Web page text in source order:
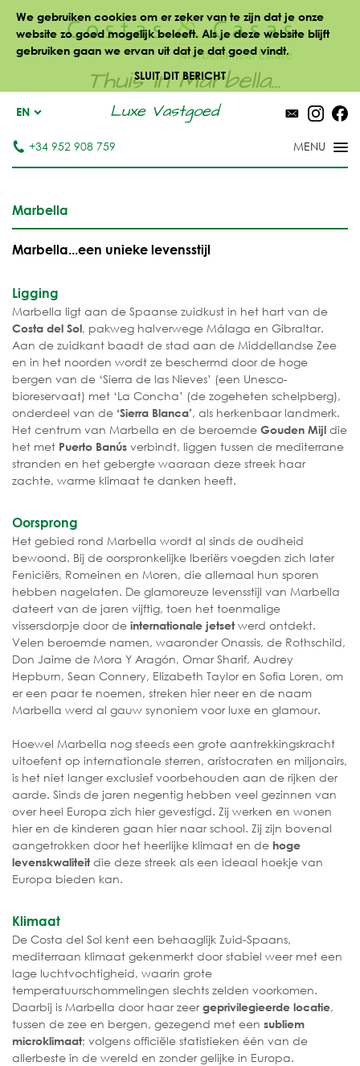
We gebruiken cookies om er zeker van te zijn dat je onze
website zo goed mogelijk beleeft. Als je deze website blijft
gebruiken gaan we ervan uit dat je dat goed vindt.
SLUIT DIT BERICHT
Thuis in Marbella...
Luxe Vastgoed
EN
+34 952 908 759
Marbella
Marbella...een unieke levensstijl
Ligging
Marbella ligt aan de Spaanse zuidkust in het hart van de
Costa del Sol, pakweg halverwege Málaga en Gibraltar.
Aan de zuidkant baadt de stad aan de Middellandse Zee
en in het noorden wordt ze beschermd door de hoge
bergen van de ‘Sierra de las Nieves’ (een Unesco-
bioreservaat) met ‘La Concha’ (de zogeheten schelpberg),
onderdeel van de ‘Sierra Blanca’, als herkenbaar landmerk.
Het centrum van Marbella en de beroemde Gouden Mijl die
het met Puerto Banús verbindt, liggen tussen de mediterrane
stranden en het gebergte waaraan deze streek haar
zachte, warme klimaat te danken heeft.
Oorsprong
Het gebied rond Marbella wordt al sinds de oudheid
bewoond. Bij de oorspronkelijke Iberiërs voegden zich later
Feniciërs, Romeinen en Moren, die allemaal hun sporen
hebben nagelaten. De glamoreuze levensstijl van Marbella
dateert van de jaren vijftig, toen het toenmalige
vissersdorpje door de internationale jetsetwerd ontdekt.
Velen beroemde namen, waaronder Onassis, de Rothschild,
Don Jaime de Mora Y Aragón, Omar Sharif, Audrey
Hepburn, Sean Connery, Elizabeth Taylor en Sofia Loren, om
er een paar te noemen, streken hier neer en de naam
Marbella werd al gauw synoniem voor luxe en glamour.
Hoewel Marbella nog steeds een grote aantrekkingskracht
uitoefent op internationale sterren, aristocraten en miljonairs,
is het niet langer exclusief voorbehouden aan de rijken der
aarde. Sinds de jaren negentig hebben veel gezinnen van
over heel Europa zich hier gevestigd. Zij werken en wonen
hier en de kinderen gaan hier naar school. Zij zijn bovenal
aangetrokken door het heerlijke klimaat en de hoge
levenskwaliteitdie deze streek als een ideaal hoekje van
Europa bieden kan.
Klimaat
De Costa del Sol kent een behaaglijk Zuid-Spaans,
mediterraan klimaat gekenmerkt door stabiel weer met een
lage luchtvochtigheid, waarin grote
temperatuurschommelingen slechts zelden voorkomen.
Daarbij is Marbella door haar zeergeprivilegieerde locatie,
tussen de zee en bergen, gezegend met een subliem
microklimaat; volgens officiële statistieken één van de
allerbeste in de wereld en zonder gelijke in Europa.